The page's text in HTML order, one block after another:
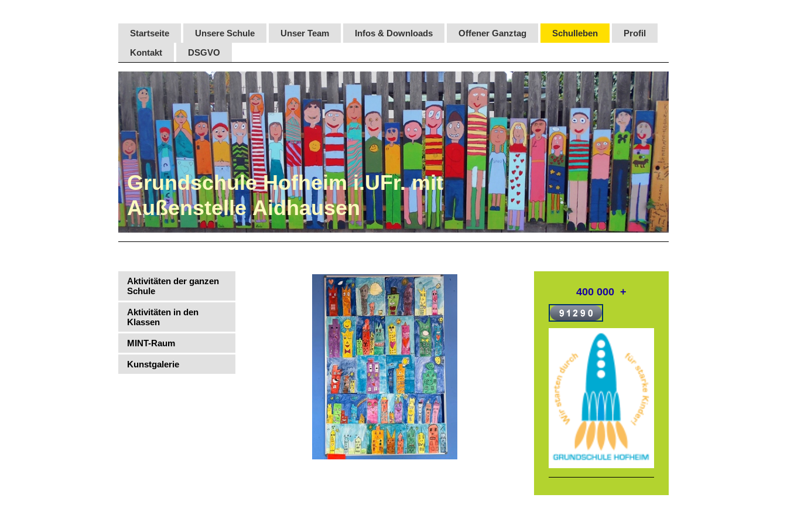
Startseite Unsere Schule Unser Team Infos & Downloads Offener Ganztag Schulleben
Profil
Kontakt
DSGVO
Grundschule Hofheim i.UFr. mit
Außenstelle Aidhausen
Aktivitäten der ganzen
Schule
Aktivitäten in den
Klassen
MINT-Raum
Kunstgalerie
400 000 +